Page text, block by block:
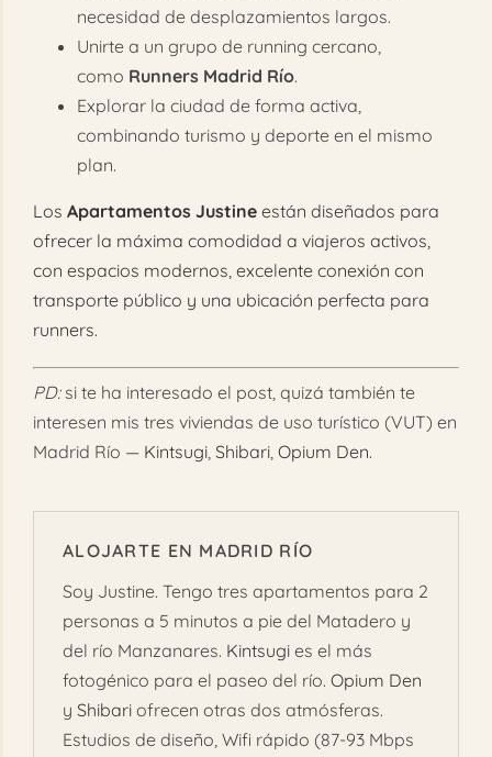
necesidad de desplazamientos largos.
Unirte a un grupo de running cercano,
como Runners Madrid Río.
Explorar la ciudad de forma activa,
combinando turismo y deporte en el mismo
plan.
Los Apartamentos Justineestán diseñados para
ofrecer la máxima comodidad a viajeros activos,
con espacios modernos, excelente conexión con
transporte público y una ubicación perfecta para
runners.
PD:si te ha interesado el post, quizá también te
interesen mis tres viviendas de uso turístico (VUT) en
Madrid Río — Kintsugi, Shibari, Opium Den.
ALOJARTE EN MADRID RÍO
Soy Justine. Tengo tres apartamentos para 2
personas a 5 minutos a pie del Matadero y
del río Manzanares. Kintsugi es el más
fotogénico para el paseo del río. Opium Den
y Shibari ofrecen otras dos atmósferas.
Estudios de diseño, Wifi rápido (87-93 Mbps